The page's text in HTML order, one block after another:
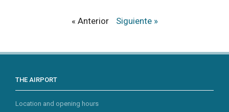
« Anterior Siguiente »
THE AIRPORT
Location and opening hours